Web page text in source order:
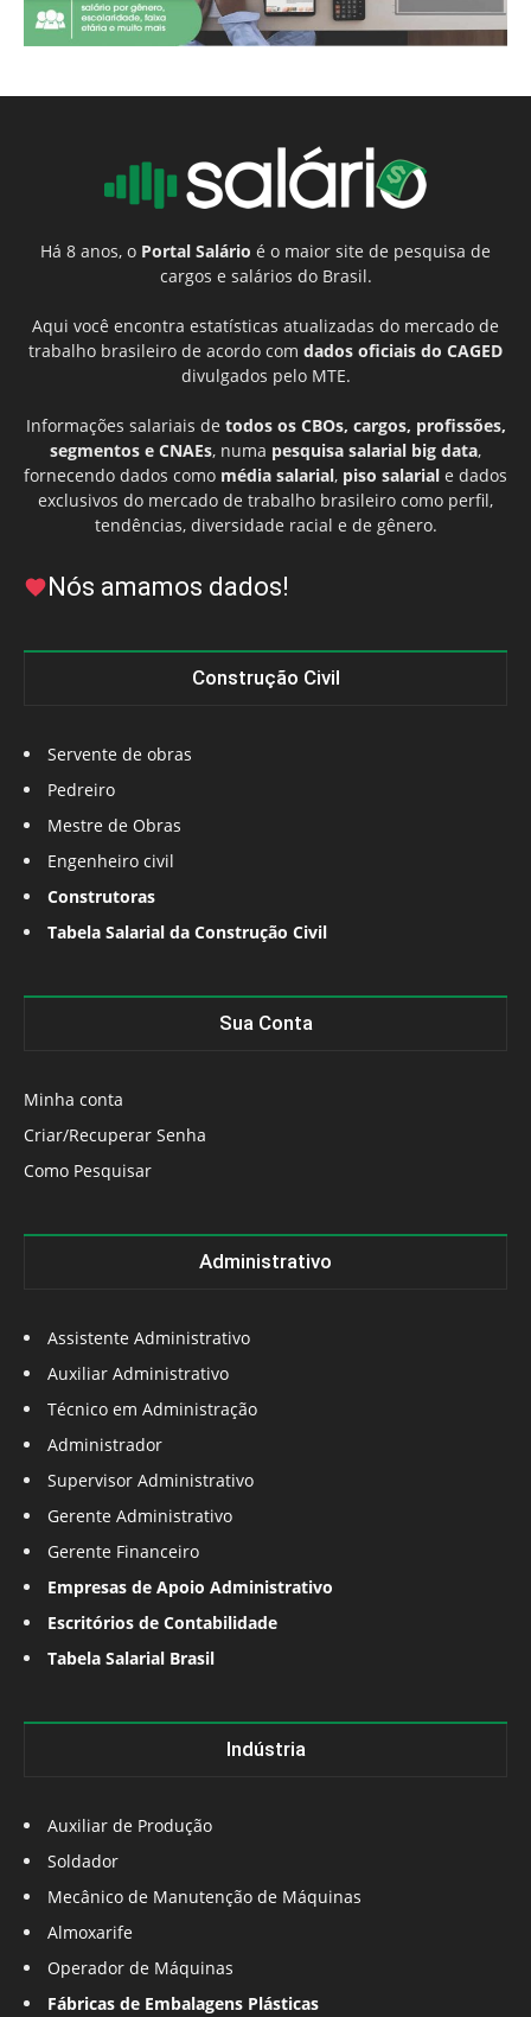
Há 8 anos, o Portal Salário é o maior site de pesquisa de
cargos e salários do Brasil.
Aqui você encontra estatísticas atualizadas do mercado de
trabalho brasileiro de acordo com dados oficiais do CAGED
divulgados pelo MTE.
Informações salariais de todos os CBOs, cargos, profissões,
segmentos e CNAEs, numa pesquisa salarial big data,
fornecendo dados como média salarial, piso salarial e dados
exclusivos do mercado de trabalho brasileiro como perfil,
tendências, diversidade racial e de gênero.
Nós amamos dados!
Construção Civil
Servente de obras
Pedreiro
Mestre de Obras
Engenheiro civil
Construtoras
Tabela Salarial da Construção Civil
Sua Conta
Minha conta
Criar/Recuperar Senha
Como Pesquisar
Administrativo
Assistente Administrativo
Auxiliar Administrativo
Técnico em Administração
Administrador
Supervisor Administrativo
Gerente Administrativo
Gerente Financeiro
Empresas de Apoio Administrativo
Escritórios de Contabilidade
Tabela Salarial Brasil
Indústria
Auxiliar de Produção
Soldador
Mecânico de Manutenção de Máquinas
Almoxarife
Operador de Máquinas
Fábricas de Embalagens Plásticas